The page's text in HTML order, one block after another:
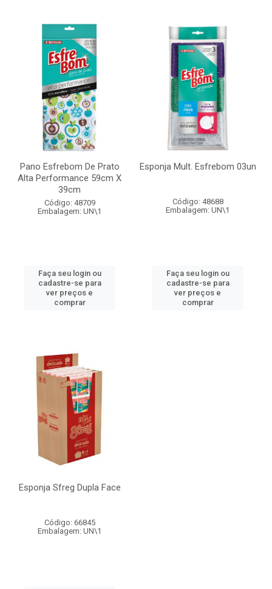
Pano Esfrebom De Prato
Alta Performance 59cm X
39cm
Código: 48709
Embalagem: UN\1
Faça seu login ou
cadastre-se para
ver preços e
comprar
Esponja Mult. Esfrebom 03un
Código: 48688
Embalagem: UN\1
Faça seu login ou
cadastre-se para
ver preços e
comprar
Esponja Sfreg Dupla Face
Código: 66845
Embalagem: UN\1